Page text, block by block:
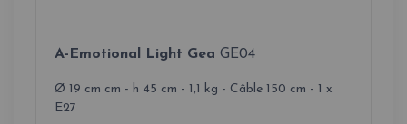
A-Emotional Light Gea GE04
Ø 19 cm cm - h 45 cm - 1,1 kg - Câble 150 cm - 1 x
E27